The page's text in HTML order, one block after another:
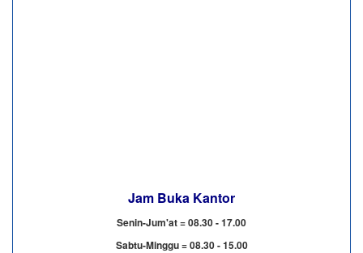
Jam Buka Kantor
Senin-Jum'at = 08.30 - 17.00
Sabtu-Minggu = 08.30 - 15.00